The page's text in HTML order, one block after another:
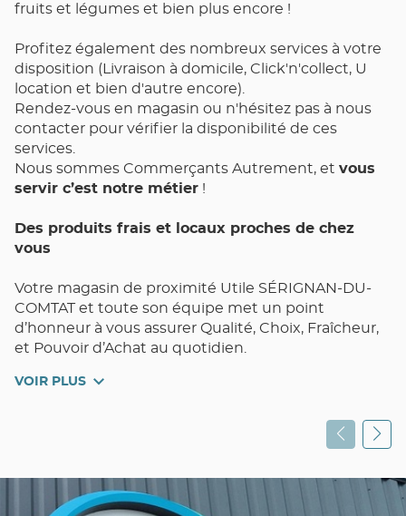
fruits et légumes et bien plus encore !
Profitez également des nombreux services à votre
disposition (Livraison à domicile, Click'n'collect, U
location et bien d'autre encore).
Rendez-vous en magasin ou n'hésitez pas à nous
contacter pour vérifier la disponibilité de ces
services.
Nous sommes Commerçants Autrement, et vous
servir c’est notre métier !
Des produits frais et locaux proches de chez
vous
Votre magasin de proximité Utile SÉRIGNAN-DU-
COMTAT et toute son équipe met un point
d’honneur à vous assurer Qualité, Choix, Fraîcheur,
et Pouvoir d’Achat au quotidien.
VOIR PLUS